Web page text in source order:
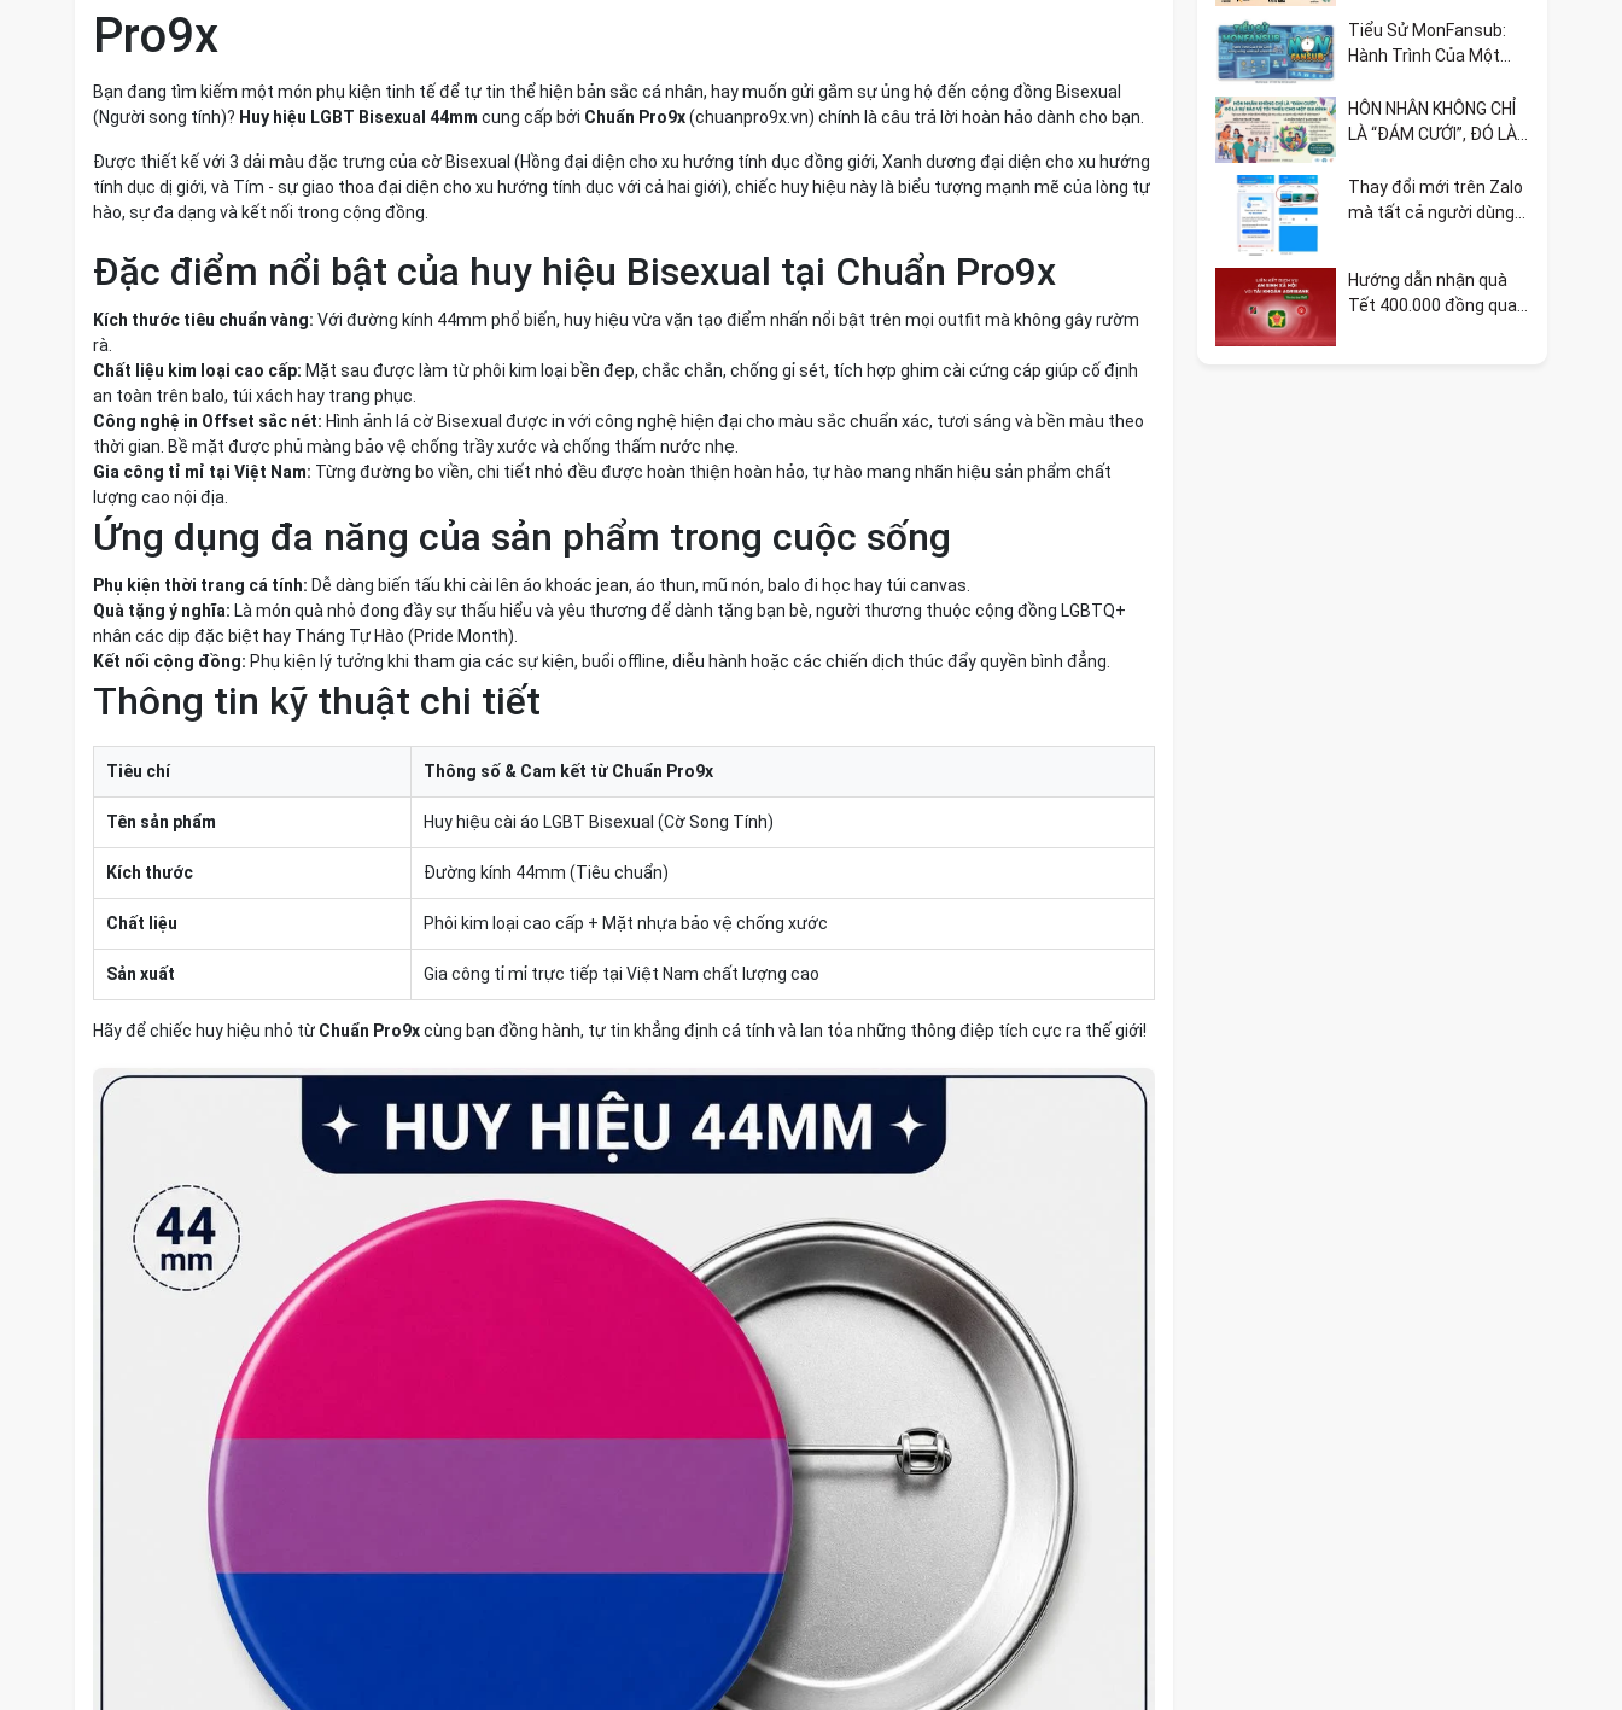
Pro9x
Bạn đang tìm kiếm một món phụ kiện tinh tế để tự tin thể hiện bản sắc cá nhân, hay muốn gửi gắm sự ủng hộ đến cộng đồng Bisexual
(Người song tính)? Huy hiệu LGBT Bisexual 44mm cung cấp bởi Chuẩn Pro9x(chuanpro9x.vn) chính là câu trả lời hoàn hảo dành cho bạn.
Được thiết kế với 3 dải màu đặc trưng của cờ Bisexual (Hồng đại diện cho xu hướng tính dục đồng giới, Xanh dương đại diện cho xu hướng
tính dục dị giới, và Tím - sự giao thoa đại diện cho xu hướng tính dục với cả hai giới), chiếc huy hiệu này là biểu tượng mạnh mẽ của lòng tự
hào, sự đa dạng và kết nối trong cộng đồng.
Đặc điểm nổi bật của huy hiệu Bisexual tại Chuẩn Pro9x
Kích thước tiêu chuẩn vàng: Với đường kính 44mm phổ biến, huy hiệu vừa vặn tạo điểm nhấn nổi bật trên mọi outfit mà không gây rườm
rà.
Chất liệu kim loại cao cấp: Mặt sau được làm từ phôi kim loại bền đẹp, chắc chắn, chống gỉ sét, tích hợp ghim cài cứng cáp giúp cố định
an toàn trên balo, túi xách hay trang phục.
Công nghệ in Offset sắc nét: Hình ảnh lá cờ Bisexual được in với công nghệ hiện đại cho màu sắc chuẩn xác, tươi sáng và bền màu theo
thời gian. Bề mặt được phủ màng bảo vệ chống trầy xước và chống thấm nước nhẹ.
Gia công tỉ mỉ tại Việt Nam: Từng đường bo viền, chi tiết nhỏ đều được hoàn thiện hoàn hảo, tự hào mang nhãn hiệu sản phẩm chất
lượng cao nội địa.
Ứng dụng đa năng của sản phẩm trong cuộc sống
Phụ kiện thời trang cá tính: Dễ dàng biến tấu khi cài lên áo khoác jean, áo thun, mũ nón, balo đi học hay túi canvas.
Quà tặng ý nghĩa: Là món quà nhỏ đong đầy sự thấu hiểu và yêu thương để dành tặng bạn bè, người thương thuộc cộng đồng LGBTQ+
nhân các dịp đặc biệt hay Tháng Tự Hào (Pride Month).
Kết nối cộng đồng: Phụ kiện lý tưởng khi tham gia các sự kiện, buổi offline, diễu hành hoặc các chiến dịch thúc đẩy quyền bình đẳng.
Thông tin kỹ thuật chi tiết
Tiêu chí Thông số & Cam kết từ Chuẩn Pro9x
Tên sản phẩm Huy hiệu cài áo LGBT Bisexual (Cờ Song Tính)
Kích thước Đường kính 44mm (Tiêu chuẩn)
Chất liệu Phôi kim loại cao cấp + Mặt nhựa bảo vệ chống xước
Sản xuất Gia công tỉ mỉ trực tiếp tại Việt Nam chất lượng cao
Hãy để chiếc huy hiệu nhỏ từ Chuẩn Pro9xcùng bạn đồng hành, tự tin khẳng định cá tính và lan tỏa những thông điệp tích cực ra thế giới!
Tiểu Sử MonFansub:
Hành Trình Của Một
Doraemon
HÔN NHÂN KHÔNG CHỈ
LÀ “ĐÁM CƯỚI”, ĐÓ LÀ
CHO MỘT GIA ĐÌNH 🏳️‍🌈
Thay đổi mới trên Zalo
mà tất cả người dùng
Hướng dẫn nhận quà
Tết 400.000 đồng qua